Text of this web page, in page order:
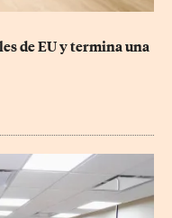
de EU y termina una